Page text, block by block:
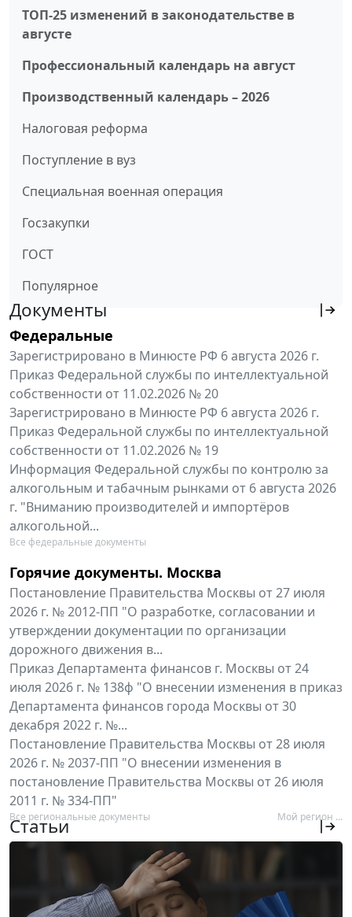
ТОП-25 изменений в законодательстве в
августе
Профессиональный календарь на август
Производственный календарь – 2026
Налоговая реформа
Поступление в вуз
Специальная военная операция
Госзакупки
ГОСТ
Популярное
Документы
Федеральные
Зарегистрировано в Минюсте РФ 6 августа 2026 г.
Приказ Федеральной службы по интеллектуальной
собственности от 11.02.2026 № 20
Зарегистрировано в Минюсте РФ 6 августа 2026 г.
Приказ Федеральной службы по интеллектуальной
собственности от 11.02.2026 № 19
Информация Федеральной службы по контролю за
алкогольным и табачным рынками от 6 августа 2026
г. "Вниманию производителей и импортёров
алкогольной...
Все федеральные документы
Горячие документы. Москва
Постановление Правительства Москвы от 27 июля
2026 г. № 2012-ПП "О разработке, согласовании и
утверждении документации по организации
дорожного движения в...
Приказ Департамента финансов г. Москвы от 24
июля 2026 г. № 138ф "О внесении изменения в приказ
Департамента финансов города Москвы от 30
декабря 2022 г. №...
Постановление Правительства Москвы от 28 июля
2026 г. № 2037-ПП "О внесении изменения в
постановление Правительства Москвы от 26 июля
2011 г. № 334-ПП"
Все региональные документы Мой регион ...
Статьи